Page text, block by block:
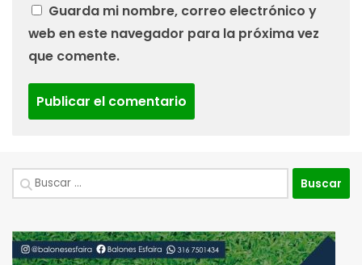
Guarda mi nombre, correo electrónico y
web en este navegador para la próxima vez
que comente.
Buscar: